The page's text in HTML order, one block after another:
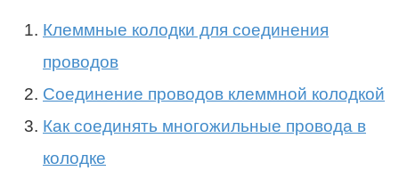
Клеммные колодки для соединения
проводов
Соединение проводов клеммной колодкой
Как соединять многожильные провода в
колодке